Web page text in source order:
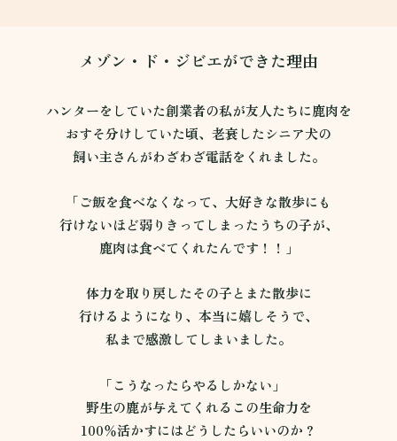
メゾン・ド・ジビエができた理由
ハンターをしていた創業者の私が友人たちに鹿肉を
おすそ分けしていた頃、老衰したシニア犬の
飼い主さんがわざわざ電話をくれました。
「ご飯を食べなくなって、大好きな散歩にも
行けないほど弱りきってしまったうちの子が、
鹿肉は食べてくれたんです！！」
体力を取り戻したその子とまた散歩に
行けるようになり、本当に嬉しそうで、
私まで感激してしまいました。
「こうなったらやるしかない」
野生の鹿が与えてくれるこの生命力を
100％活かすにはどうしたらいいのか？